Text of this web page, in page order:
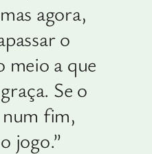
agora,
o
meio a que
Se o
fim,
jogo.”